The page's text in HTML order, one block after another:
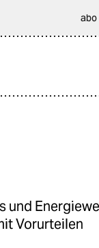
abo
und
Vorurteilen